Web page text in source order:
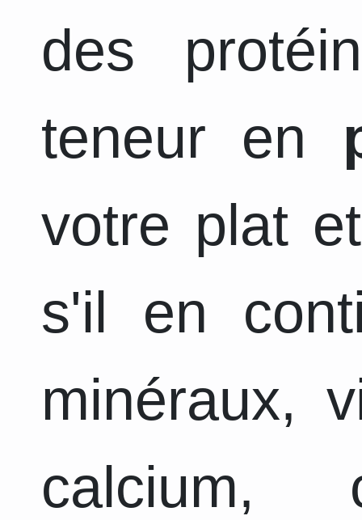
des
teneur en
votre plat
s'il en
minéraux,
calcium,